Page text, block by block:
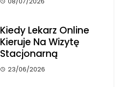
Kiedy Lekarz Online
Kieruje Na Wizytę
Stacjonarną
23/06/2026